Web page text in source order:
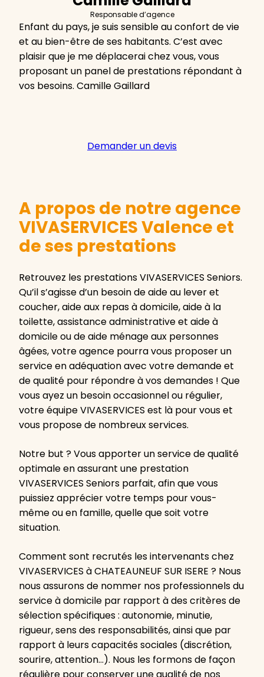
Responsable d’agence
Enfant du pays, je suis sensible au confort de vie
et au bien-être de ses habitants. C’est avec
plaisir que je me déplacerai chez vous, vous
proposant un panel de prestations répondant à
vos besoins. Camille Gaillard
Demander un devis
A propos de notre agence
VIVASERVICES Valence et
de ses prestations
Retrouvez les prestations VIVASERVICES Seniors.
Qu’il s’agisse d’un besoin de aide au lever et
coucher, aide aux repas à domicile, aide à la
toilette, assistance administrative et aide à
domicile ou de aide ménage aux personnes
âgées, votre agence pourra vous proposer un
service en adéquation avec votre demande et
de qualité pour répondre à vos demandes ! Que
vous ayez un besoin occasionnel ou régulier,
votre équipe VIVASERVICES est là pour vous et
vous propose de nombreux services.
Notre but ? Vous apporter un service de qualité
optimale en assurant une prestation
VIVASERVICES Seniors parfait, afin que vous
puissiez apprécier votre temps pour vous-
même ou en famille, quelle que soit votre
situation.
Comment sont recrutés les intervenants chez
VIVASERVICES à CHATEAUNEUF SUR ISERE ? Nous
nous assurons de nommer nos professionnels du
service à domicile par rapport à des critères de
sélection spécifiques : autonomie, minutie,
rigueur, sens des responsabilités, ainsi que par
rapport à leurs capacités sociales (discrétion,
sourire, attention…). Nous les formons de façon